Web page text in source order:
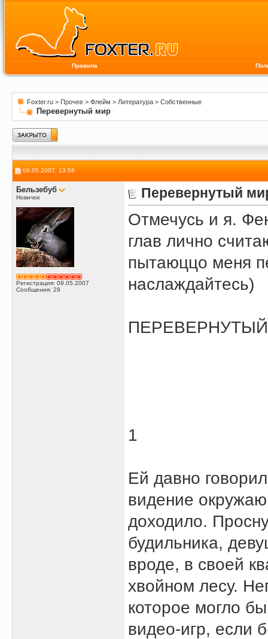
Правила
Foxter.ru > Прочее > Флейм > Литература > Собственные
Перевернутый мир
09.05.2007, 13:56
Бельзебуб
Новичок
Регистрация: 09.05.2007
Сообщения: 29
Перевернутый
Отмечусь и я.
глав лично
пытаюццо меня
наслаждайтесь)
1
Ей давно
видение
доходило.
будильника,
вроде, в своей
хвойном лесу.
которое могло
видео-игр, если